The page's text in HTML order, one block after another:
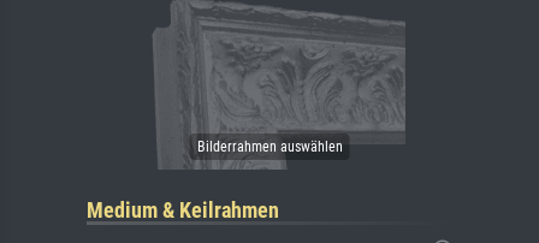
Medium & Keilrahmen